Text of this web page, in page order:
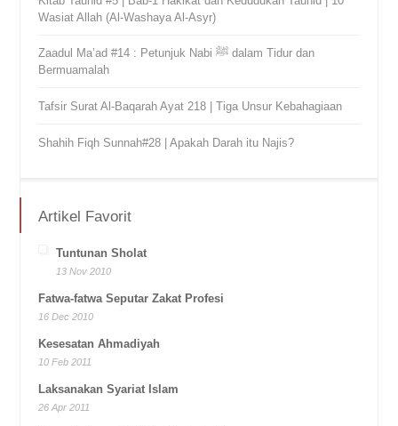
Wasiat Allah (Al-Washaya Al-Asyr)
Zaadul Ma’ad #14 : Petunjuk Nabi ﷺ dalam Tidur dan
Bermuamalah
Tafsir Surat Al-Baqarah Ayat 218 | Tiga Unsur Kebahagiaan
Shahih Fiqh Sunnah#28 | Apakah Darah itu Najis?
Artikel Favorit
Tuntunan Sholat
13 Nov 2010
Fatwa-fatwa Seputar Zakat Profesi
16 Dec 2010
Kesesatan Ahmadiyah
10 Feb 2011
Laksanakan Syariat Islam
26 Apr 2011